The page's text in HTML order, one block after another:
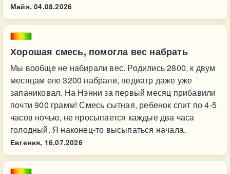
Майя, 04.08.2026
Хорошая смесь, помогла вес набрать
Мы вообще не набирали вес. Родились 2800, к двум
месяцам еле 3200 набрали, педиатр даже уже
запаниковал. На Нэнни за первый месяц прибавили
почти 900 грамм! Смесь сытная, ребенок спит по 4-5
часов ночью, не просыпается каждые два часа
голодный. Я наконец-то высыпаться начала.
Евгения, 16.07.2026